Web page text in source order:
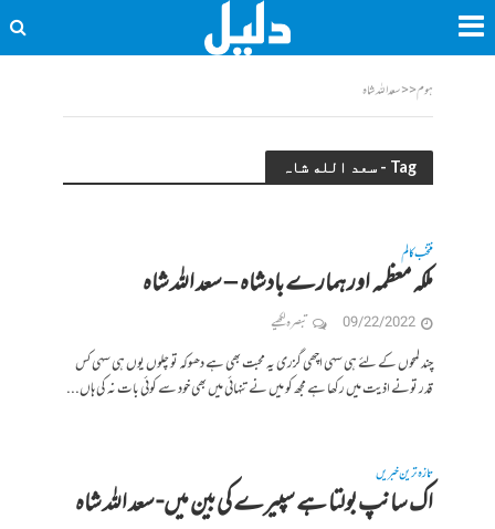
ہوم<<سعد الله شاہ
Tag - سعد الله شاہ
منتخب کالم
ملکہ معظمہ اور ہمارے بادشاہ – سعد الله شاہ
09/22/2022 تبصرہ لکھیے
چند لمحوں کے لئے ہی سہی اچھی گزری یہ محبت بھی ہے دھوکہ تو چلوں یوں ہی سہی کس
قدر تونے اذیت میں رکھا ہے مجھ کو میں نے تنہائی میں بھی خود سے کوئی بات نہ کی ہاں...
تازہ ترین خبریں
اک سانپ بولتا ہے سپیرے کی بین میں- سعد الله شاہ